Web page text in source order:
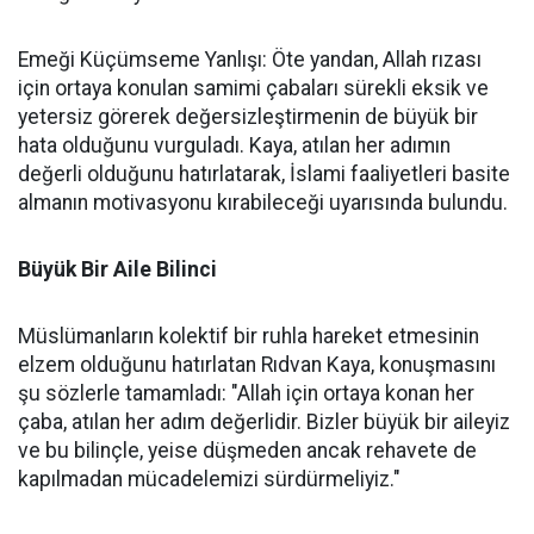
Emeği Küçümseme Yanlışı: Öte yandan, Allah rızası
için ortaya konulan samimi çabaları sürekli eksik ve
yetersiz görerek değersizleştirmenin de büyük bir
hata olduğunu vurguladı. Kaya, atılan her adımın
değerli olduğunu hatırlatarak, İslami faaliyetleri basite
almanın motivasyonu kırabileceği uyarısında bulundu.
Büyük Bir Aile Bilinci
Müslümanların kolektif bir ruhla hareket etmesinin
elzem olduğunu hatırlatan Rıdvan Kaya, konuşmasını
şu sözlerle tamamladı: "Allah için ortaya konan her
çaba, atılan her adım değerlidir. Bizler büyük bir aileyiz
ve bu bilinçle, yeise düşmeden ancak rehavete de
kapılmadan mücadelemizi sürdürmeliyiz."